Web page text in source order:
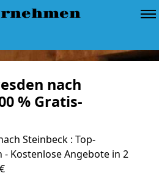
nach
% Gratis-
Steinbeck : Top-
Kostenlose Angebote in 2